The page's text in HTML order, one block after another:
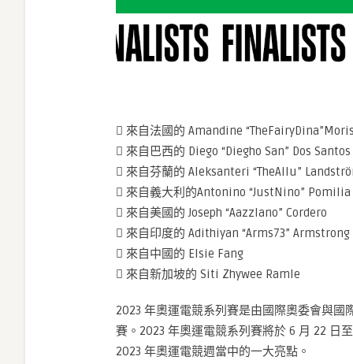
 來自法國的 Amandine
 來自巴西的 Diego “Diegho San” Dos
 來自芬蘭的 Aleksanteri “TheAllu”
 來自義大利的Antonino “JustNino” Pomilia
 來自美國的 Joseph “Aazzlano” Cordero
 來自印度的 Adithiyan “Arms73” Armstrong
 來自中國的 Elsie Fang
 來自新加坡的 Siti Zhywee Ramle
2023 年奧運電競系列賽是由國際奧委會與
賽。2023 年奧運電競系列賽將於 6 月 22 日
2023 年奧運電競週當中的一大亮點。